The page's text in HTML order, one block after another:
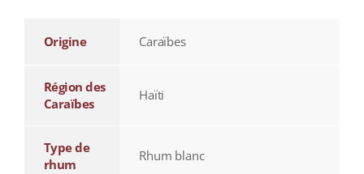
Origine Caraïbes
Région des
Caraïbes
Haïti
Type de
rhum
Rhum blanc